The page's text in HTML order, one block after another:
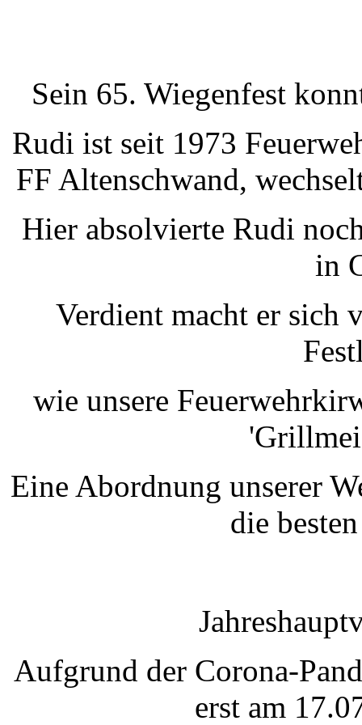
Sein 65. Wiegenfest
Rudi ist seit 1973
FF Altenschwand,
Hier absolvierte Rudi
in
Verdient macht er sich
wie unsere
Eine Abordnung unserer
die
Aufgrund der Corona-
erst am